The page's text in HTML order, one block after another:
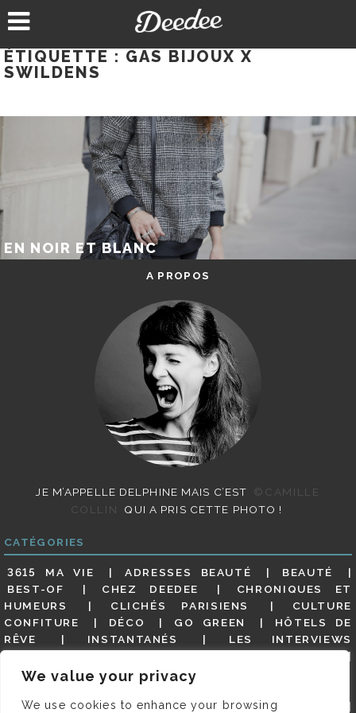
We value your privacy
We use cookies to enhance your browsing
au
ÉTIQUETTE : GAS BIJOUX X
SWILDENS
EN NOIR ET BLANC
A PROPOS
JE M’APPELLE DELPHINE MAIS C’EST
©CAMILLE
COLLIN
QUI A PRIS CETTE PHOTO !
CATÉGORIES
3615 MA VIE ADRESSES BEAUTÉ
BEAUTÉ
BEST-OF
CHEZ DEEDEE
CHRONIQUES ET
HUMEURS
CLICHÉS PARISIENS
CULTURE
CONFITURE
DÉCO GO GREEN
HÔTELS DE
RÊVE
INSTANTANÉS
LES INTERVIEWS
MES ADRESSES
MODE NON CLASSÉ
GUIDE
PARIS EN PHOTOS RESTAURANTS